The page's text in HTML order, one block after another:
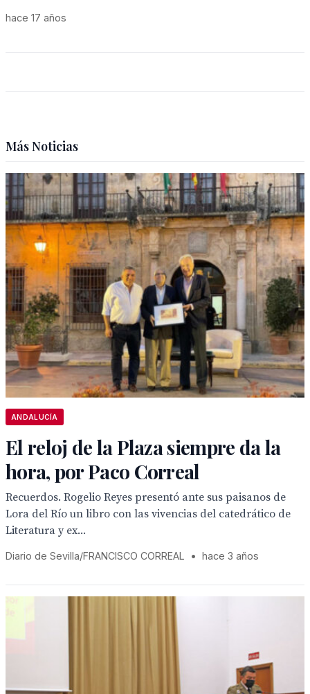
hace 17 años
Más Noticias
ANDALUCÍA
El reloj de la Plaza siempre da la
hora, por Paco Correal
Recuerdos. Rogelio Reyes presentó ante sus paisanos de
Lora del Río un libro con las vivencias del catedrático de
Literatura y ex...
Diario de Sevilla/FRANCISCO CORREAL • hace 3 años